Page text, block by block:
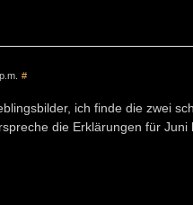
#
ich finde die zwei
die Erklärungen für